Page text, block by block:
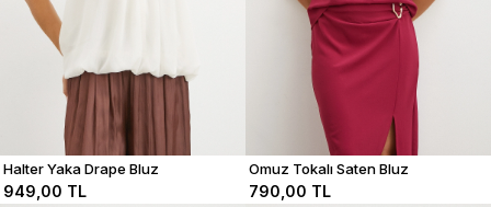
Halter Yaka Drape Bluz
949,00 TL
Omuz Tokalı Saten Bluz
790,00 TL